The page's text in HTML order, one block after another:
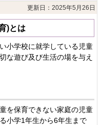
更新日：2025年5月26日
)とは
小学校に就学している児童
な遊び及び生活の場を与え
を保育できない家庭の児童
小学1年生から6年生まで